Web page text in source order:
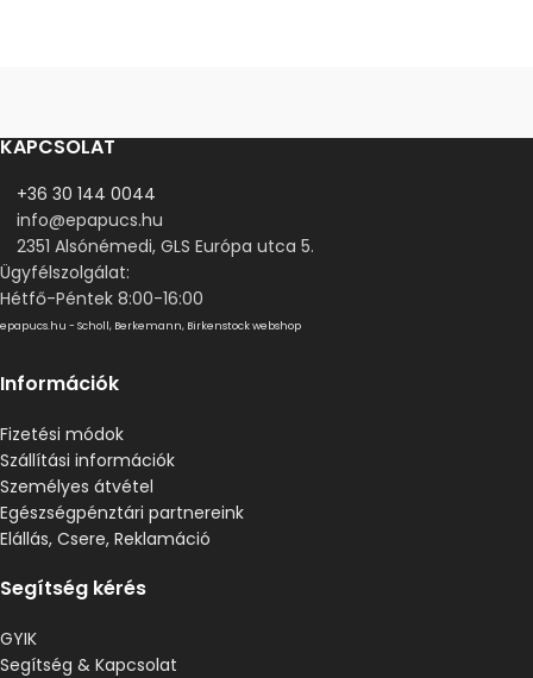
KAPCSOLAT
+36 30 144 0044
info@epapucs.hu
2351 Alsónémedi, GLS Európa utca 5.
Ügyfélszolgálat:
Hétfő-Péntek 8:00-16:00
epapucs.hu - Scholl, Berkemann, Birkenstock webshop
Információk
Fizetési módok
Szállítási információk
Személyes átvétel
Egészségpénztári partnereink
Elállás, Csere, Reklamáció
Segítség kérés
GYIK
Segítség & Kapcsolat